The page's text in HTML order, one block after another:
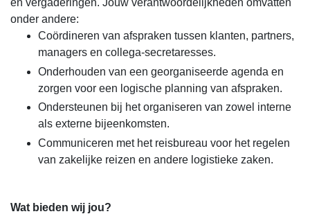
en vergaderingen. Jouw verantwoordelijkheden omvatten
onder andere:
Coördineren van afspraken tussen klanten, partners,
managers en collega-secretaresses.
Onderhouden van een georganiseerde agenda en
zorgen voor een logische planning van afspraken.
Ondersteunen bij het organiseren van zowel interne
als externe bijeenkomsten.
Communiceren met het reisbureau voor het regelen
van zakelijke reizen en andere logistieke zaken.
Wat bieden wij jou?